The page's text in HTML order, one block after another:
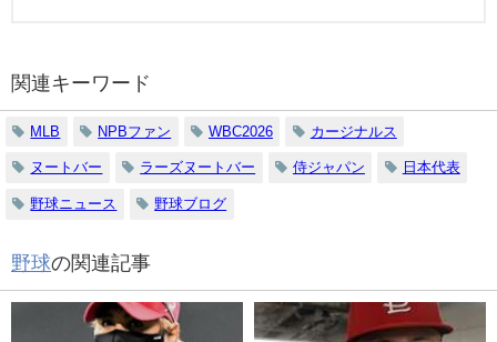
関連キーワード
MLB NPBファン WBC2026 カージナルス
ヌートバー ラーズヌートバー 侍ジャパン 日本代表
野球ニュース 野球ブログ
野球の関連記事